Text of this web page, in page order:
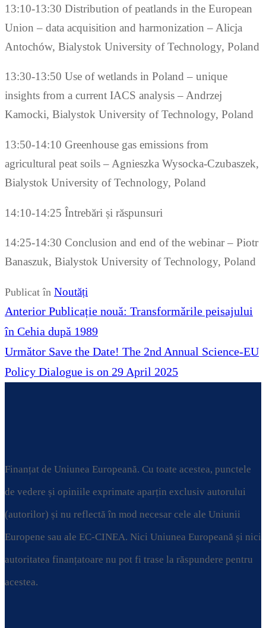
13:10-13:30 Distribution of peatlands in the European
Union – data acquisition and harmonization – Alicja
Antochów, Bialystok University of Technology, Poland
13:30-13:50 Use of wetlands in Poland – unique
insights from a current IACS analysis – Andrzej
Kamocki, Bialystok University of Technology, Poland
13:50-14:10 Greenhouse gas emissions from
agricultural peat soils – Agnieszka Wysocka-Czubaszek,
Bialystok University of Technology, Poland
14:10-14:25 Întrebări și răspunsuri
14:25-14:30 Conclusion and end of the webinar – Piotr
Banaszuk, Bialystok University of Technology, Poland
Publicat în Noutăți
Navigare
în
articole
Anterior Articolul
anterior:
Publicație nouă: Transformările peisajului
în Cehia după 1989
Următor Articolul
următor:
Save the Date! The 2nd Annual Science-EU
Policy Dialogue is on 29 April 2025
Finanțat de Uniunea Europeană. Cu toate acestea, punctele
de vedere și opiniile exprimate aparțin exclusiv autorului
(autorilor) și nu reflectă în mod necesar cele ale Uniunii
Europene sau ale EC-CINEA. Nici Uniunea Europeană și nici
autoritatea finanțatoare nu pot fi trase la răspundere pentru
acestea.